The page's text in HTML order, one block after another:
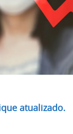
atualizado.